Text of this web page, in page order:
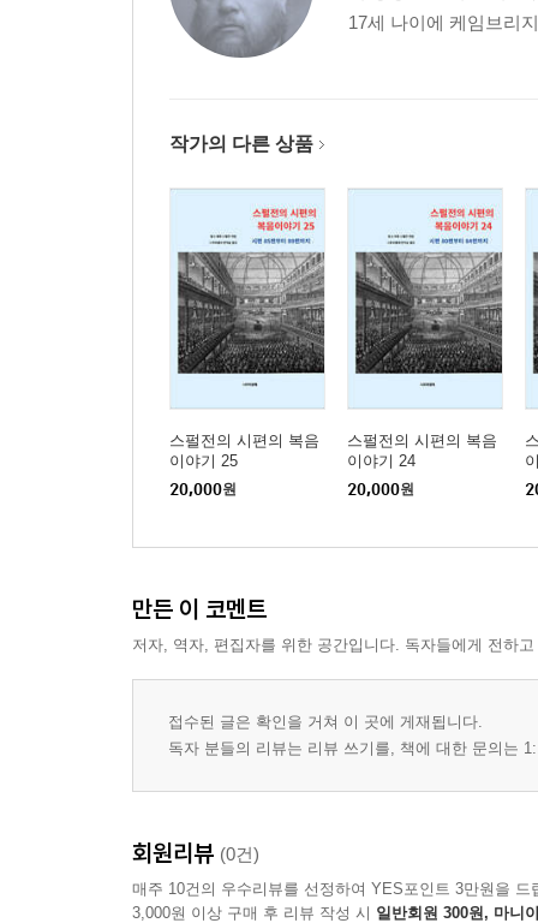
17세 나이에 케임브리
작가의 다른 상품
스펄전의 시편의 복음
이야기 25
20,000원
스펄전의 시편의 복음
이야기 24
20,000원
만든 이 코멘트
저자, 역자, 편집자를 위한 공간입니다. 독자들에게 전하
접수된 글은 확인을 거쳐 이 곳에 게재됩니다.
독자 분들의 리뷰는 리뷰 쓰기를, 책에 대한 문의는
회원리뷰 (0건)
매주 10건의 우수리뷰를 선정하여 YES포인트 3만원을 드
3,000원 이상 구매 후 리뷰 작성 시 일반회원 300원, 마니